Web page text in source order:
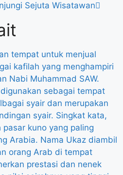
Sejuta Wisatawan